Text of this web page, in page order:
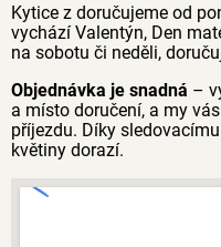
Kytice z doručujeme od
vychází Valentýn, Den
na sobotu či neděli,
Objednávka je snadná –
a místo doručení, a my
příjezdu. Díky
květiny dorazí.